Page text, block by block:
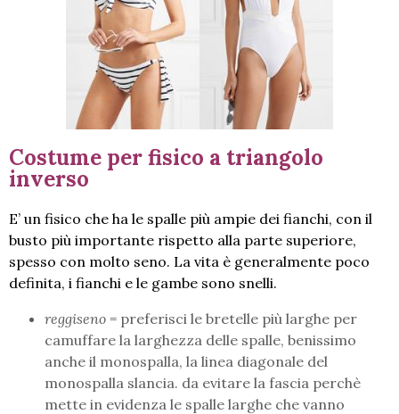
Costume per fisico a triangolo
inverso
E’ un fisico che ha le spalle più ampie dei fianchi, con il
busto più importante rispetto alla parte superiore,
spesso con molto seno. La vita è generalmente poco
definita, i fianchi e le gambe sono snelli.
reggiseno = preferisci le bretelle più larghe per
camuffare la larghezza delle spalle, benissimo
anche il monospalla, la linea diagonale del
monospalla slancia. da evitare la fascia perchè
mette in evidenza le spalle larghe che vanno